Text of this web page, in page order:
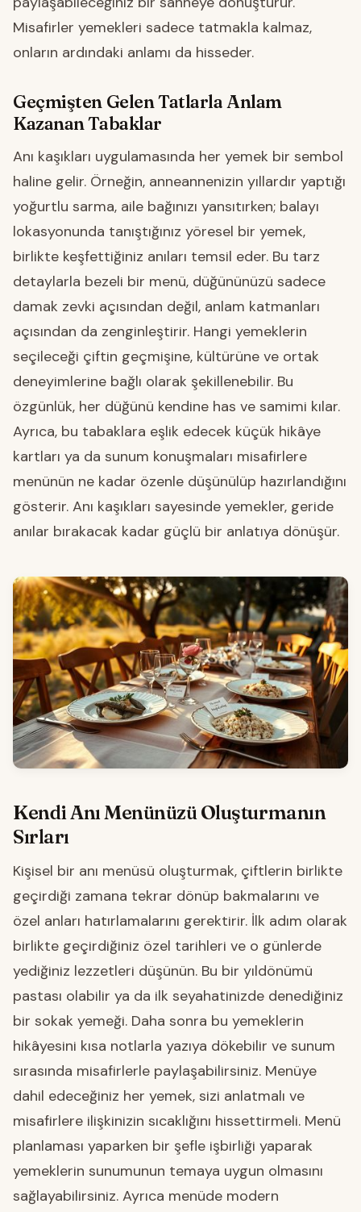
Misafirler yemekleri sadece tatmakla kalmaz,
onların ardındaki anlamı da hisseder.
Geçmişten Gelen Tatlarla Anlam
Kazanan Tabaklar
Anı kaşıkları uygulamasında her yemek bir sembol
haline gelir. Örneğin, anneannenizin yıllardır yaptığı
yoğurtlu sarma, aile bağınızı yansıtırken; balayı
lokasyonunda tanıştığınız yöresel bir yemek,
birlikte keşfettiğiniz anıları temsil eder. Bu tarz
detaylarla bezeli bir menü, düğününüzü sadece
damak zevki açısından değil, anlam katmanları
açısından da zenginleştirir. Hangi yemeklerin
seçileceği çiftin geçmişine, kültürüne ve ortak
deneyimlerine bağlı olarak şekillenebilir. Bu
özgünlük, her düğünü kendine has ve samimi kılar.
Ayrıca, bu tabaklara eşlik edecek küçük hikâye
kartları ya da sunum konuşmaları misafirlere
menünün ne kadar özenle düşünülüp hazırlandığını
gösterir. Anı kaşıkları sayesinde yemekler, geride
anılar bırakacak kadar güçlü bir anlatıya dönüşür.
Kendi Anı Menünüzü Oluşturmanın
Sırları
Kişisel bir anı menüsü oluşturmak, çiftlerin birlikte
geçirdiği zamana tekrar dönüp bakmalarını ve
özel anları hatırlamalarını gerektirir. İlk adım olarak
birlikte geçirdiğiniz özel tarihleri ve o günlerde
yediğiniz lezzetleri düşünün. Bu bir yıldönümü
pastası olabilir ya da ilk seyahatinizde denediğiniz
bir sokak yemeği. Daha sonra bu yemeklerin
hikâyesini kısa notlarla yazıya dökebilir ve sunum
sırasında misafirlerle paylaşabilirsiniz. Menüye
dahil edeceğiniz her yemek, sizi anlatmalı ve
misafirlere ilişkinizin sıcaklığını hissettirmeli. Menü
planlaması yaparken bir şefle işbirliği yaparak
yemeklerin sunumunun temaya uygun olmasını
sağlayabilirsiniz. Ayrıca menüde modern